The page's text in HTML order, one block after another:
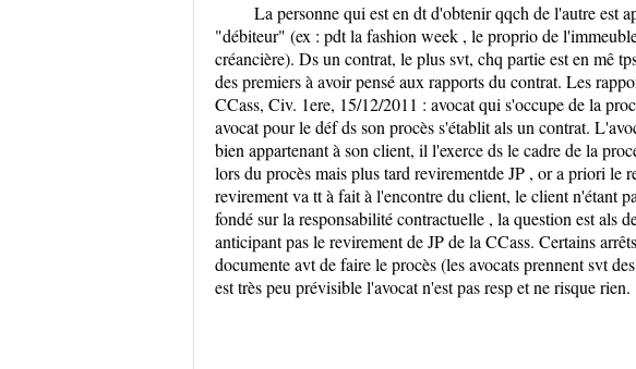
La personne qui est en dt d'obtenir qqch de l'autre est
"débiteur" (ex : pdt la fashion week , le proprio de
créancière). Ds un contrat, le plus svt, chq partie est en mê
des premiers à avoir pensé aux rapports du contrat. Les
CCass, Civ. 1ere, 15/12/2011 : avocat qui s'occupe de la
avocat pour le déf ds son procès s'établit als un contrat.
bien appartenant à son client, il l'exerce ds le cadre de la
lors du procès mais plus tard revirementde JP , or a priori le
revirement va tt à fait à l'encontre du client, le client n'étant
fondé sur la responsabilité contractuelle , la question est als
anticipant pas le revirement de JP de la CCass. Certains
documente avt de faire le procès (les avocats prennent svt
est très peu prévisible l'avocat n'est pas resp et ne risque rien.